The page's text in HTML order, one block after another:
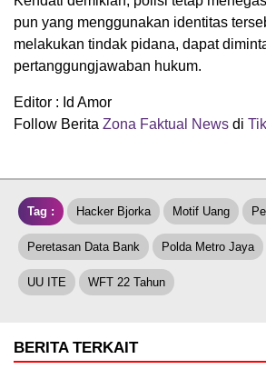
pun yang menggunakan identitas
melakukan tindak pidana, dapat
pertanggungjawaban hukum.
Editor : Id Amor
Follow Berita Zona Faktual News di
Tag : Hacker Bjorka Motif Uang
Peretasan Data Bank Polda Metro Jaya
UU ITE WFT 22 Tahun
BERITA TERKAIT